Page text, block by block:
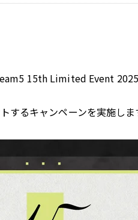
15th Limited Event
るキャンペーンを実施しま